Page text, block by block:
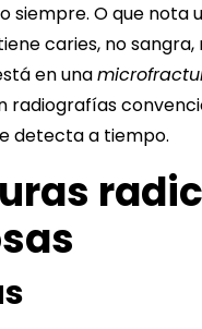
siempre. O que nota
caries, no sangra,
en una
radiografías
detecta a tiempo.